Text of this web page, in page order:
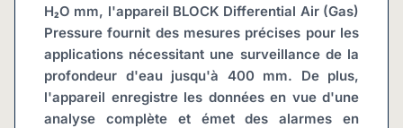
H₂O mm, l'appareil BLOCK Differential Air (Gas)
Pressure fournit des mesures précises pour les
applications nécessitant une surveillance de la
profondeur d'eau jusqu'à 400 mm. De plus,
l'appareil enregistre les données en vue d'une
analyse complète et émet des alarmes en